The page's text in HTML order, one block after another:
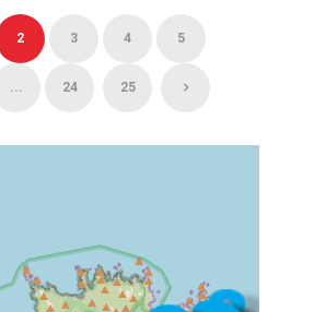
2 3 4 5
... 24 25